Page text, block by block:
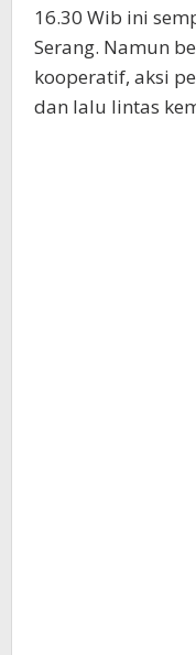
16.30 Wib ini
Serang. Namun
kooperatif, aksi
dan lalu lintas